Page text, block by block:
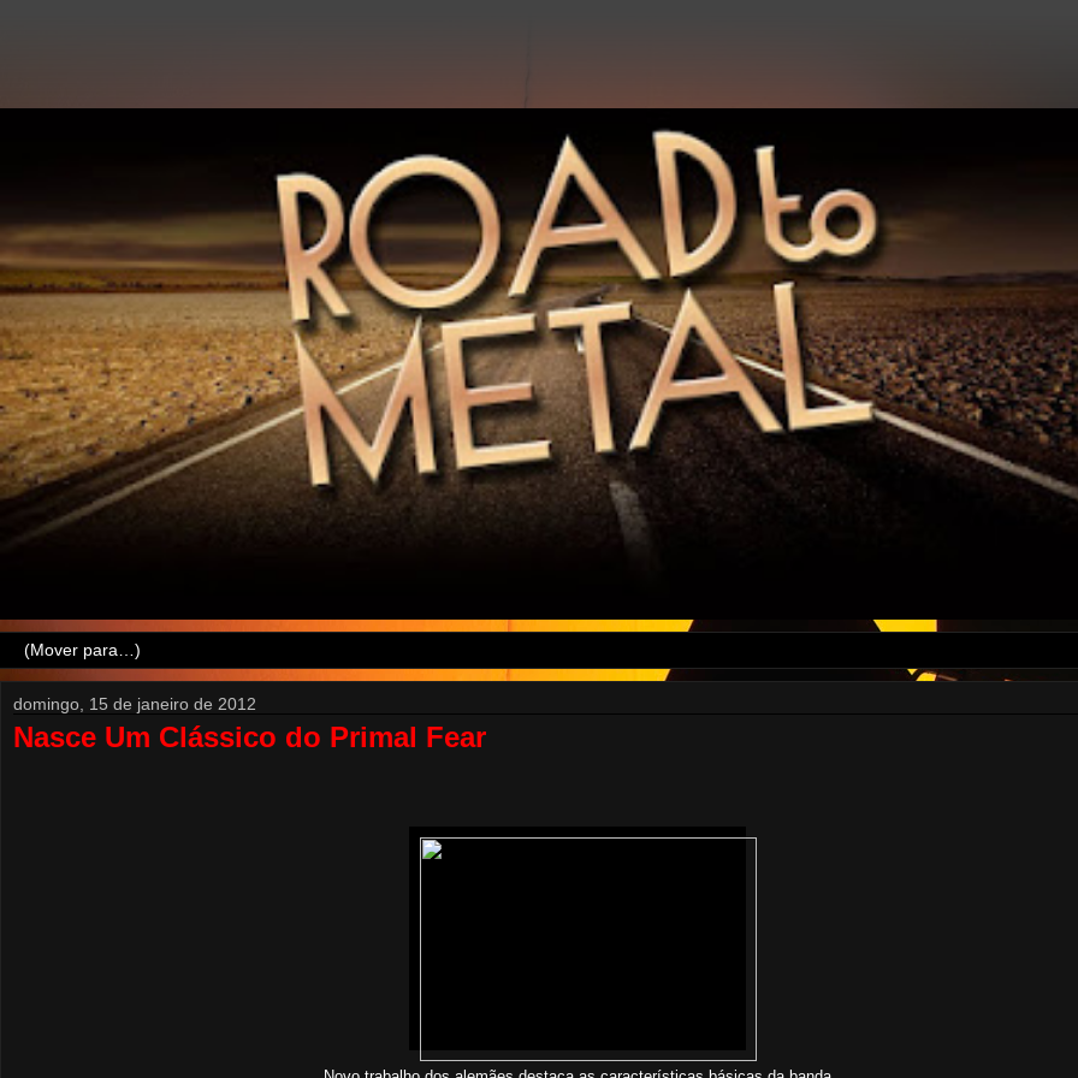
domingo, 15 de janeiro de 2012
Nasce Um Clássico do Primal Fear